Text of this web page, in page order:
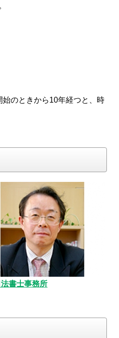
のときから10年経つと、時
書士事務所